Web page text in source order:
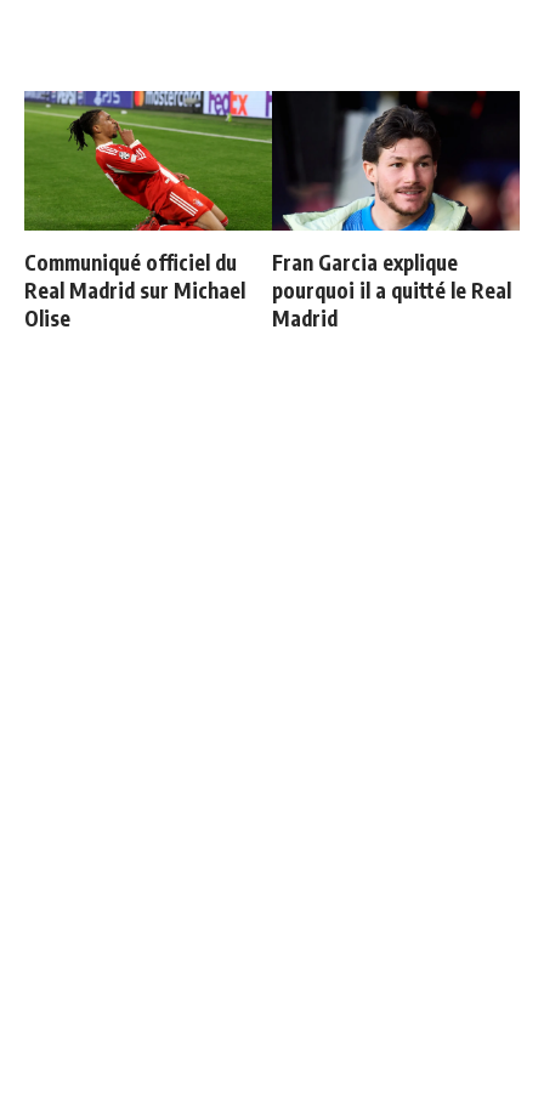
Communiqué officiel du
Real Madrid sur Michael
Olise
Fran Garcia explique
pourquoi il a quitté le Real
Madrid